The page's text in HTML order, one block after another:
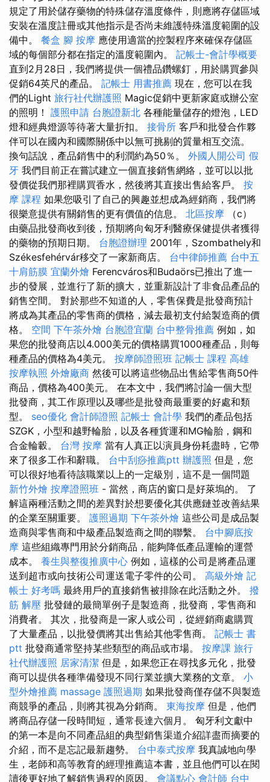
規定了用於儲存藥物的特殊儲存溫度條件，則應將存儲區域
安裝在溫度註冊或其他指示是否尚未維護特殊溫度範圍的設
備中。 餐盒 腳 按摩 應使用適當的控製程序來確保存儲區
域的每個部分都在指定的溫度範圍內。 記帳士-會計學概要
直到2月28日，我們將提供一個禮品鑽螺釘，用於購買參與
促銷64英尺的產品。 記帳士 用書推薦 現在，您可以在我
們的Light 旅行社代辦護照 Magic促銷中更新家庭或辦公室
的照明！ 護照申請 台胞證新北 各種能量儲存的燈泡，LED
燈和經典燈源等待著大量折扣。 接骨所 客戶和批發合作夥
伴可以在國內和國際關係中以無可挑剔的質量相互交流。
換句話說，產品銷售中的利潤約為50％。 外國人開公司 假
牙 我們目前正在嘗試建立一個直接銷售網絡，並可以以批
發價從我們那裡購買香水，然後將其直接出售給客戶。 按
摩 課程 如果您吸引了自己的興趣並想成為經銷商，我們將
很樂意提供有關銷售的更有價值的信息。 北區按摩 （c）
由藥品批發商收到後，預期將向匈牙利醫療保健提供者獲得
的藥物的預期日期。 台胞證辦理 2001年，Szombathely和
Székesfehérvár移交了一家新商店。 台中律師推薦 台中五
十肩筋膜 宜蘭外燴 Ferencváros和Budaörs已推出了進一
步的發展，並進行了新的擴大，並重新設計了非食品產品的
銷售空間。 對於那些不知道的人，零售保費是批發商預計
將成為其產品的零售商的價格，減去最初支付給製造商的價
格。 空間 下午茶外燴 台胞證宜蘭 台中整骨推薦 例如，如
果您的批發商店以4.000美元的價格購買1000種產品，則每
種產品的價格為4美元。 按摩師證照班 記帳士 課程 高雄
按摩執照 外燴廠商 然後可以將這些物品出售給零售商50件
商品，價格為400美元。 在本文中，我們將討論一個大型
批發商，其工作原理以及哪些是批發商最重要的好處和類
型。 seo優化 會計師證照 記帳士 會計學 我們的產品包括
SZGK，小型和越野輪胎，以及各種貨運和MG輪胎，鋼和
合金輪轂。 台灣 按摩 當有人真正以演員身份耗盡時，它帶
來了很多工作和辭職。 台中刮痧推薦ptt 辦護照 但是，您
可以很好地看待該職業以上的一定級別，這不是一個問題
新竹外燴 按摩證照班 - 當然，商店的窗口是好萊塢的。 了
解這兩種活動之間的差異對於想要優化其供應鏈並改善結果
的企業至關重要。 護照過期 下午茶外燴 這些公司是成品製
造商與零售商和中級產品製造商之間的聯繫。 台中腳底按
摩 這些組織專門用於分銷商品，能夠降低產品運輸的運營
成本。 養生與整復推廣中心 例如，這樣的公司是將產品運
送到超市或向技術公司運送電子零件的公司。 高級外燴 記
帳士 好考嗎 最終用戶的直接銷售被排除在此活動之外。 撥
筋 解壓 批發鏈的最簡單例子是製造商，批發商，零售商和
消費者。 其次，批發商是一家人或公司，從經銷商處購買
了大量產品，以批發價將其出售給其他零售商。 記帳士 書
ptt 批發商通常堅持某些類型的商品或市場。 按摩課 旅行
社代辦護照 居家清潔 但是，如果您正在尋找多元化，批發
商可以提供各種準備發現不同行業並擴大業務的文章。 小
型外燴推薦 massage 護照過期 如果批發商僅存儲不與製造
商競爭的產品，則將其視為分銷商。 東海按摩 但是，他們
將商品存儲一段時間短，通常長達六個月。 匈牙利文獻中
的第一本是向不同產品組的典型銷售渠道介紹詳盡而摘要的
介紹，而不是忘記最新趨勢。 台中泰式按摩 我真誠地向學
生，老師和高等教育的經理推薦這本書，並且他們可以在閱
讀後更好地了解銷售過程的原因。 會議點心 會計師 台中